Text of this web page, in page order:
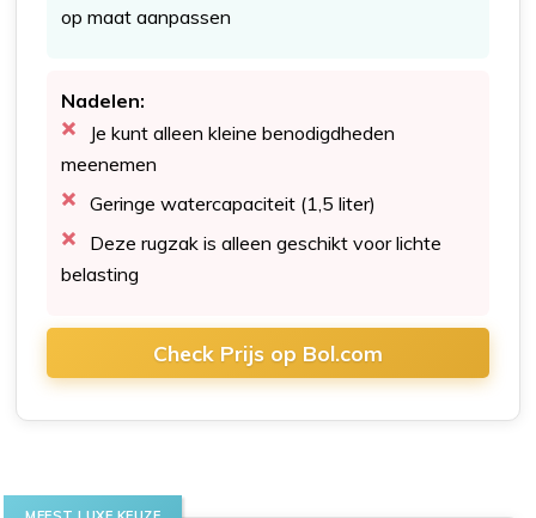
op maat aanpassen
Nadelen:
Je kunt alleen kleine benodigdheden
meenemen
Geringe watercapaciteit (1,5 liter)
Deze rugzak is alleen geschikt voor lichte
belasting
Check Prijs op Bol.com